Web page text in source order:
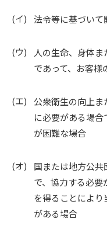
法令等に基づいて
人の生命、身体
であって、お客様
公衆衛生の向上
に必要がある場
が困難な場合
国または地方公
で、協力する必要
を得ることによ
がある場合